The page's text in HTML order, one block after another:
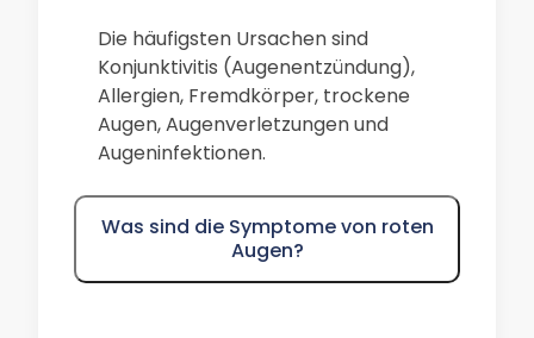
Die häufigsten Ursachen sind
Konjunktivitis (Augenentzündung),
Allergien, Fremdkörper, trockene
Augen, Augenverletzungen und
Augeninfektionen.
Was sind die Symptome von roten
Augen?